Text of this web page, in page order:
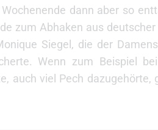
dann aber so
zum Abhaken aus
Siegel, die der
Wenn zum Beispiel
auch viel Pech dazugehörte,